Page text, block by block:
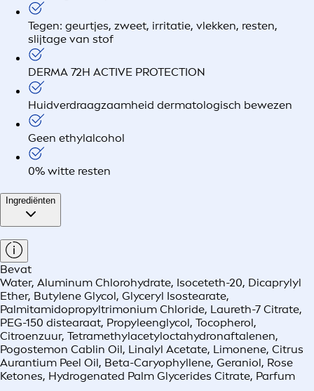
Tegen: geurtjes, zweet, irritatie, vlekken, resten,
slijtage van stof
DERMA 72H ACTIVE PROTECTION
Huidverdraagzaamheid dermatologisch bewezen
Geen ethylalcohol
0% witte resten
Ingrediënten
Bevat
Water, Aluminum Chlorohydrate, Isoceteth-20, Dicaprylyl
Ether, Butylene Glycol, Glyceryl Isostearate,
Palmitamidopropyltrimonium Chloride, Laureth-7 Citrate,
PEG-150 distearaat, Propyleenglycol, Tocopherol,
Citroenzuur, Tetramethylacetyloctahydronaftalenen,
Pogostemon Cablin Oil, Linalyl Acetate, Limonene, Citrus
Aurantium Peel Oil, Beta-Caryophyllene, Geraniol, Rose
Ketones, Hydrogenated Palm Glycerides Citrate, Parfum